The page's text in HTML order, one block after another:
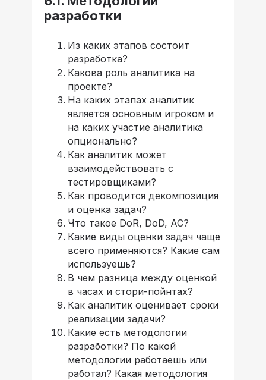
разработки
Из каких этапов состоит
разработка?
Какова роль аналитика на
проекте?
На каких этапах аналитик
является основным игроком и
на каких участие аналитика
опционально?
Как аналитик может
взаимодействовать с
тестировщиками?
Как проводится декомпозиция
и оценка задач?
Что такое DoR, DoD, AC?
Какие виды оценки задач чаще
всего применяются? Какие сам
используешь?
В чем разница между оценкой
в часах и стори-пойнтах?
Как аналитик оценивает сроки
реализации задачи?
Какие есть методологии
разработки? По какой
методологии работаешь или
работал? Какая методология